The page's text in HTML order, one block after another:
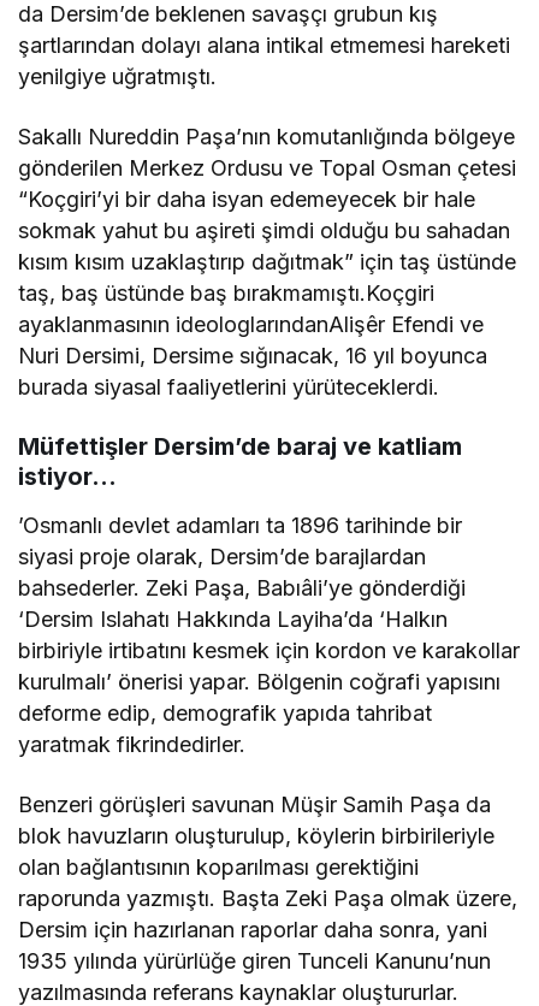
da Dersim’de beklenen savaşçı grubun kış
şartlarından dolayı alana intikal etmemesi hareketi
yenilgiye uğratmıştı.
Sakallı Nureddin Paşa’nın komutanlığında bölgeye
gönderilen Merkez Ordusu ve Topal Osman çetesi
“Koçgiri’yi bir daha isyan edemeyecek bir hale
sokmak yahut bu aşireti şimdi olduğu bu sahadan
kısım kısım uzaklaştırıp dağıtmak” için taş üstünde
taş, baş üstünde baş bırakmamıştı.Koçgiri
ayaklanmasının ideologlarındanAlişêr Efendi ve
Nuri Dersimi, Dersime sığınacak, 16 yıl boyunca
burada siyasal faaliyetlerini yürüteceklerdi.
Müfettişler Dersim’de baraj ve katliam
istiyor…
’Osmanlı devlet adamları ta 1896 tarihinde bir
siyasi proje olarak, Dersim’de barajlardan
bahsederler. Zeki Paşa, Babıâli’ye gönderdiği
‘Dersim Islahatı Hakkında Layiha’da ‘Halkın
birbiriyle irtibatını kesmek için kordon ve karakollar
kurulmalı’ önerisi yapar. Bölgenin coğrafi yapısını
deforme edip, demografik yapıda tahribat
yaratmak fikrindedirler.
Benzeri görüşleri savunan Müşir Samih Paşa da
blok havuzların oluşturulup, köylerin birbirileriyle
olan bağlantısının koparılması gerektiğini
raporunda yazmıştı. Başta Zeki Paşa olmak üzere,
Dersim için hazırlanan raporlar daha sonra, yani
1935 yılında yürürlüğe giren Tunceli Kanunu’nun
yazılmasında referans kaynaklar oluştururlar.